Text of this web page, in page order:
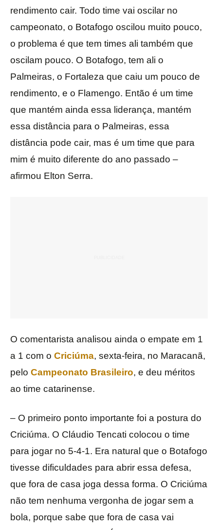
rendimento cair. Todo time vai oscilar no
campeonato, o Botafogo oscilou muito pouco,
o problema é que tem times ali também que
oscilam pouco. O Botafogo, tem ali o
Palmeiras, o Fortaleza que caiu um pouco de
rendimento, e o Flamengo. Então é um time
que mantém ainda essa liderança, mantém
essa distância para o Palmeiras, essa
distância pode cair, mas é um time que para
mim é muito diferente do ano passado –
afirmou Elton Serra.
O comentarista analisou ainda o empate em 1
a 1 com o Criciúma, sexta-feira, no Maracanã,
pelo Campeonato Brasileiro, e deu méritos
ao time catarinense.
– O primeiro ponto importante foi a postura do
Criciúma. O Cláudio Tencati colocou o time
para jogar no 5-4-1. Era natural que o Botafogo
tivesse dificuldades para abrir essa defesa,
que fora de casa joga dessa forma. O Criciúma
não tem nenhuma vergonha de jogar sem a
bola, porque sabe que fora de casa vai